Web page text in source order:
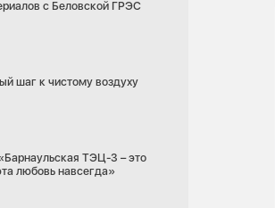
с Беловской ГРЭС
шаг к чистому воздуху
ТЭЦ-3 – это
любовь навсегда»